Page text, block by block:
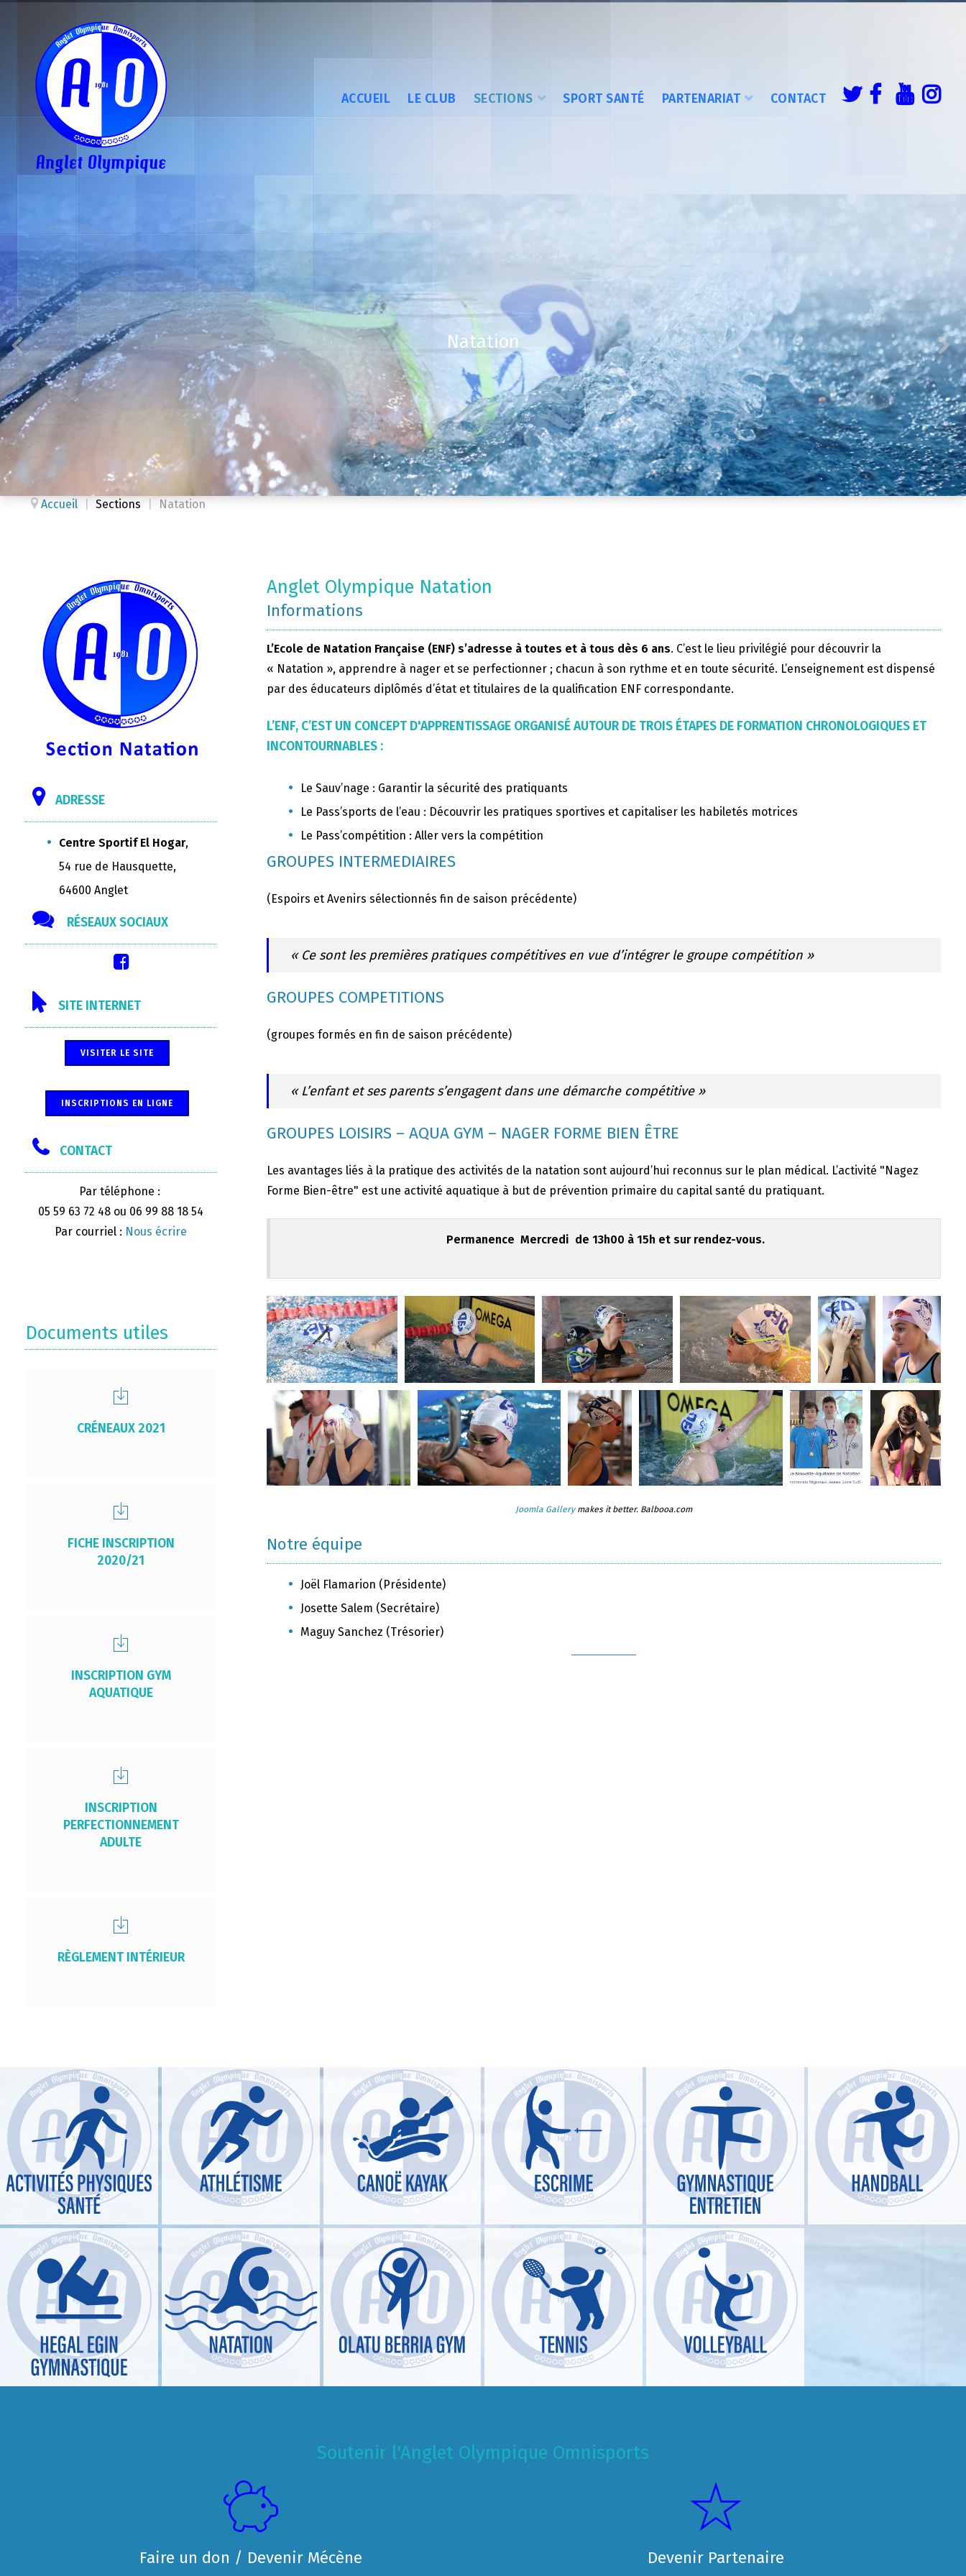
ACCUEIL LE CLUB SECTIONS SPORT SANTÉ PARTENARIAT CONTACT
Natation
Accueil Sections Natation
ADRESSE
Centre Sportif El Hogar,
54 rue de Hausquette,
64600 Anglet
RÉSEAUX SOCIAUX
SITE INTERNET
VISITER LE SITE
INSCRIPTIONS EN LIGNE
CONTACT
Par téléphone :
05 59 63 72 48 ou 06 99 88 18 54
Par courriel : Nous écrire
Documents utiles
CRÉNEAUX 2021
FICHE INSCRIPTION
2020/21
INSCRIPTION GYM
AQUATIQUE
INSCRIPTION
PERFECTIONNEMENT
ADULTE
RÈGLEMENT INTÉRIEUR
Anglet Olympique Natation
Informations
L’Ecole de Natation Française (ENF) s’adresse à toutes et à tous dès 6 ans. C’est le lieu privilégié pour découvrir la
« Natation », apprendre à nager et se perfectionner ; chacun à son rythme et en toute sécurité. L’enseignement est dispensé
par des éducateurs diplômés d’état et titulaires de la qualification ENF correspondante.
L’ENF, C’EST UN CONCEPT D'APPRENTISSAGE ORGANISÉ AUTOUR DE TROIS ÉTAPES DE FORMATION CHRONOLOGIQUES ET
INCONTOURNABLES :
Le Sauv’nage : Garantir la sécurité des pratiquants
Le Pass’sports de l’eau : Découvrir les pratiques sportives et capitaliser les habiletés motrices
Le Pass’compétition : Aller vers la compétition
GROUPES INTERMEDIAIRES
(Espoirs et Avenirs sélectionnés fin de saison précédente)
« Ce sont les premières pratiques compétitives en vue d’intégrer le groupe compétition »
GROUPES COMPETITIONS
(groupes formés en fin de saison précédente)
« L’enfant et ses parents s’engagent dans une démarche compétitive »
GROUPES LOISIRS – AQUA GYM – NAGER FORME BIEN ÊTRE
Les avantages liés à la pratique des activités de la natation sont aujourd’hui reconnus sur le plan médical. L’activité "Nagez
Forme Bien-être" est une activité aquatique à but de prévention primaire du capital santé du pratiquant.
Permanence Mercredi de 13h00 à 15h et sur rendez-vous.
Joomla Gallerymakes it better. Balbooa.com
Notre équipe
Joël Flamarion (Présidente)
Josette Salem (Secrétaire)
Maguy Sanchez (Trésorier)
Soutenir l'Anglet Olympique Omnisports
Faire un don / Devenir Mécène Devenir Partenaire